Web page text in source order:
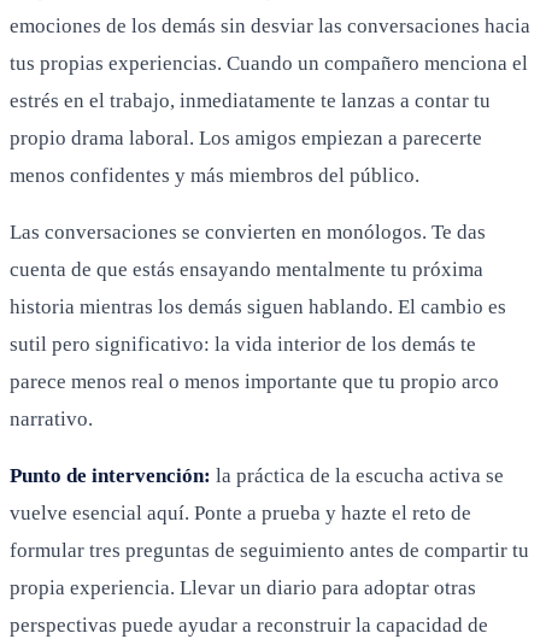
emociones de los demás sin desviar las conversaciones hacia
tus propias experiencias. Cuando un compañero menciona el
estrés en el trabajo, inmediatamente te lanzas a contar tu
propio drama laboral. Los amigos empiezan a parecerte
menos confidentes y más miembros del público.
Las conversaciones se convierten en monólogos. Te das
cuenta de que estás ensayando mentalmente tu próxima
historia mientras los demás siguen hablando. El cambio es
sutil pero significativo: la vida interior de los demás te
parece menos real o menos importante que tu propio arco
narrativo.
Punto de intervención: la práctica de la escucha activa se
vuelve esencial aquí. Ponte a prueba y hazte el reto de
formular tres preguntas de seguimiento antes de compartir tu
propia experiencia. Llevar un diario para adoptar otras
perspectivas puede ayudar a reconstruir la capacidad de